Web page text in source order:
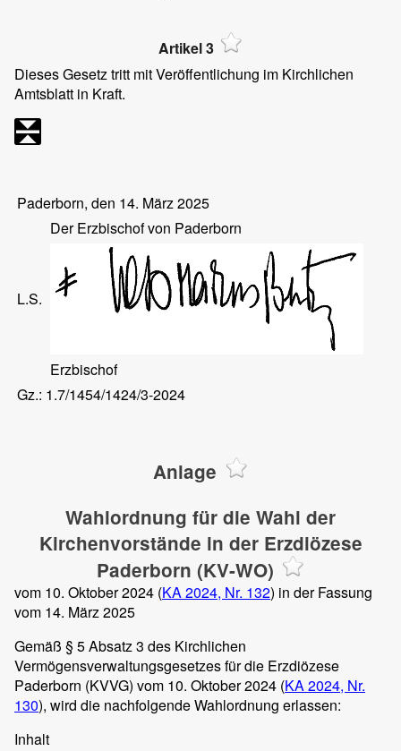
Artikel 3
Dieses Gesetz tritt mit Veröffentlichung im Kirchlichen
Amtsblatt in Kraft.
Paderborn, den 14. März 2025
Der Erzbischof von Paderborn
L.S.
Erzbischof
Gz.: 1.7/1454/1424/3-2024
Anlage
Wahlordnung für die Wahl der
Kirchenvorstände in der Erzdiözese
Paderborn (KV-WO)
vom 10. Oktober 2024 (KA 2024, Nr. 132) in der Fassung
vom 14. März 2025
Gemäß § 5 Absatz 3 des Kirchlichen
Vermögensverwaltungsgesetzes für die Erzdiözese
Paderborn (KVVG) vom 10. Oktober 2024 (KA 2024, Nr.
130), wird die nachfolgende Wahlordnung erlassen:
Inhalt